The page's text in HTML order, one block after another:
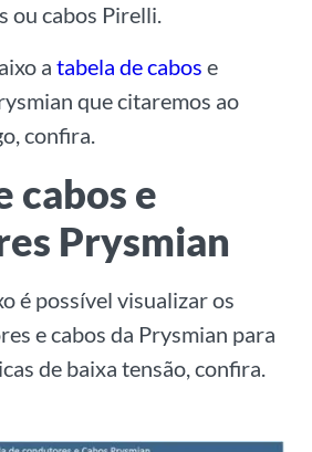
ou cabos Pirelli.
a tabela de cabos e
que citaremos ao
confira.
cabos e
Prysmian
é possível visualizar os
e cabos da Prysmian para
de baixa tensão, confira.